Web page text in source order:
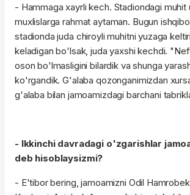
- Hammaga xayrli kech. Stadiondagi muhit
muxlislarga rahmat aytaman. Bugun
stadionda juda chiroyli muhitni yuzaga
keladigan bo'lsak, juda yaxshi kechdi.
oson bo'lmasligini bilardik va shunga
ko'rgandik. G'alaba qozonganimizdan
g'alaba bilan jamoamizdagi barchani
- Ikkinchi davradagi o'zgarishlar
deb hisoblaysizmi?
- E'tibor bering, jamoamizni Odil